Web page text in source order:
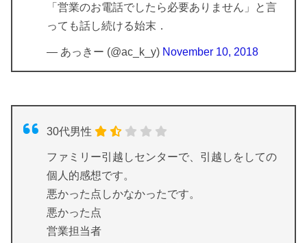
「営業のお電話でしたら必要ありません」と言
っても話し続ける始末．
— あっきー (@ac_k_y) November 10, 2018
30代男性
ファミリー引越しセンターで、引越しをしての
個人的感想です。
悪かった点しかなかったです。
悪かった点
営業担当者